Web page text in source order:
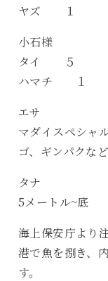
ヤズ １
小石様
タイ ５
ハマチ １
エサ
マダイスペシャ
ゴ、ギンパクなど
タナ
5メートル~底
海上保安庁より
港で魚を捌き、
す。